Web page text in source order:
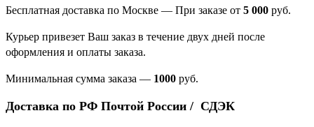
Бесплатная доставка по Москве — При заказе от 5 000 руб.
Курьер привезет Ваш заказ в течение двух дней после
оформления и оплаты заказа.
Минимальная сумма заказа — 1000 руб.
Доставка по РФ Почтой России / СДЭК